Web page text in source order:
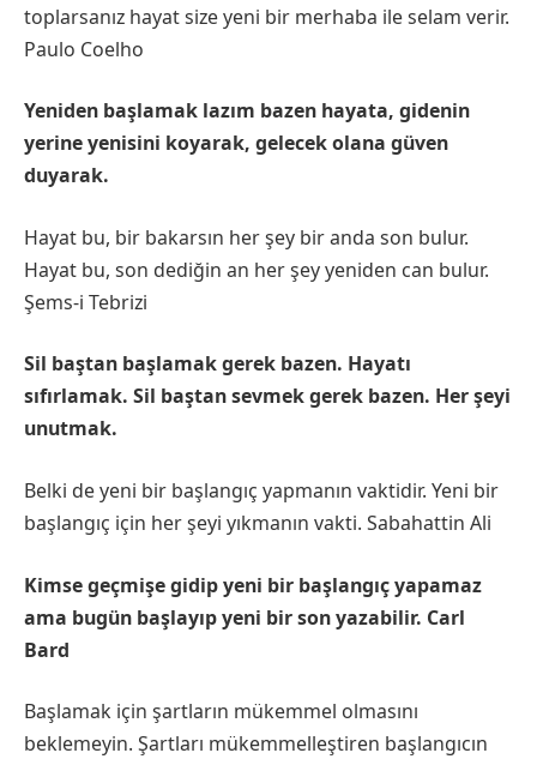
toplarsanız hayat size yeni bir merhaba ile selam verir.
Paulo Coelho
Yeniden başlamak lazım bazen hayata, gidenin
yerine yenisini koyarak, gelecek olana güven
duyarak.
Hayat bu, bir bakarsın her şey bir anda son bulur.
Hayat bu, son dediğin an her şey yeniden can bulur.
Şems-i Tebrizi
Sil baştan başlamak gerek bazen. Hayatı
sıfırlamak. Sil baştan sevmek gerek bazen. Her şeyi
unutmak.
Belki de yeni bir başlangıç yapmanın vaktidir. Yeni bir
başlangıç için her şeyi yıkmanın vakti. Sabahattin Ali
Kimse geçmişe gidip yeni bir başlangıç yapamaz
ama bugün başlayıp yeni bir son yazabilir. Carl
Bard
Başlamak için şartların mükemmel olmasını
beklemeyin. Şartları mükemmelleştiren başlangıcın